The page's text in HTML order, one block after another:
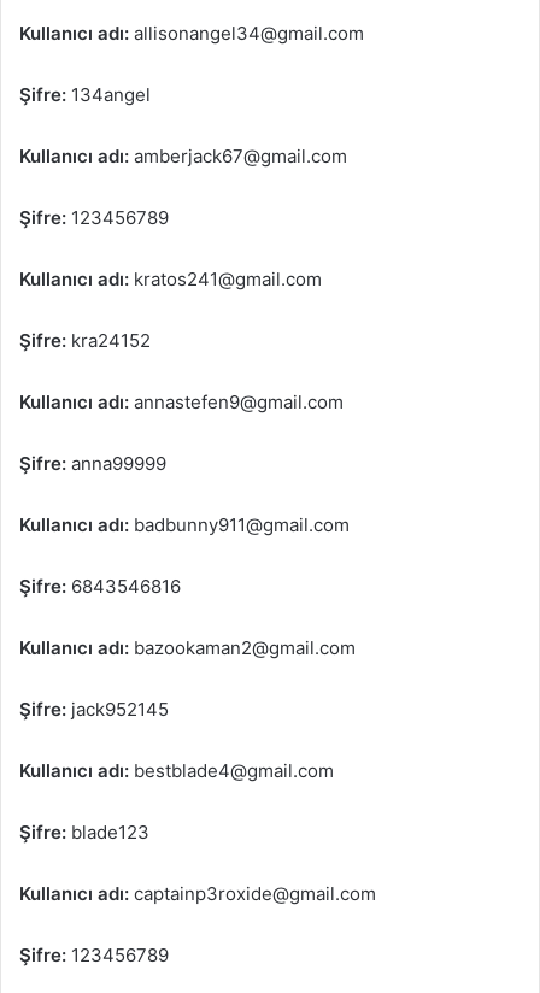
Kullanıcı adı: allisonangel34@gmail.com
Şifre: 134angel
Kullanıcı adı: amberjack67@gmail.com
Şifre: 123456789
Kullanıcı adı: kratos241@gmail.com
Şifre: kra24152
Kullanıcı adı: annastefen9@gmail.com
Şifre: anna99999
Kullanıcı adı: badbunny911@gmail.com
Şifre: 6843546816
Kullanıcı adı: bazookaman2@gmail.com
Şifre: jack952145
Kullanıcı adı: bestblade4@gmail.com
Şifre: blade123
Kullanıcı adı: captainp3roxide@gmail.com
Şifre: 123456789